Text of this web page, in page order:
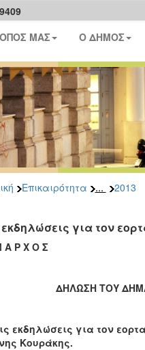
ΜΑΣ Ο ΔΗΜΟΣ
Επικαιρότητα ... 2013
εκδηλώσεις για τον
Α Ρ Χ Ο Σ
ΔΗΛΩΣΗ ΤΟΥ
εκδηλώσεις για τον
Κουράκης.